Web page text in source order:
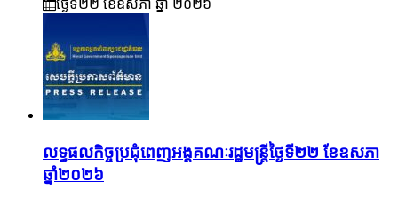
ថ្ងៃទី២២ ខែ​ឧសភា ឆ្នាំ ២០២៦
លទ្ធផលកិច្ចប្រជុំពេញអង្គគណៈរដ្ឋមន្រ្តីថ្ងៃទី២២ ខែឧសភា
ឆ្នាំ២០២៦